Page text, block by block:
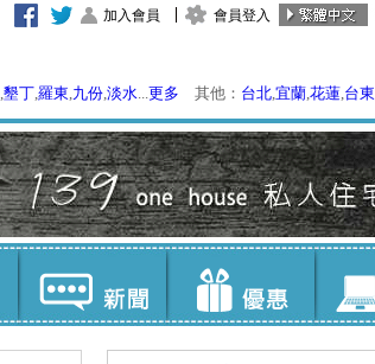
加入會員 會員登入
,墾丁,羅東,九份,淡水...更多 其他： 台北,宜蘭,花蓮,台東